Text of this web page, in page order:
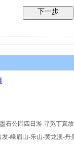
石公园四日游 寻觅丁真
-峨眉山-乐山-黄龙溪-丹